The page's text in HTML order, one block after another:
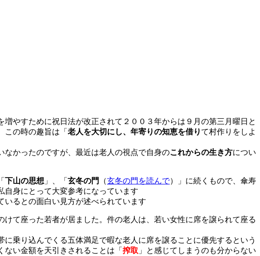
やすために祝日法が改正されて２００３年からは９月の第三月曜日と
の時の趣旨は「 老人を大切にし、年寄りの知恵を借りて村作りをしよ
かったのですが、最近は老人の視点で自身のこれからの生き方につい
下山の思想 」、「 玄冬の門 （玄冬の門を読んで）」に続くもので、傘寿
自身にとって大変参考になっています
いるとの面白い見方が述べられています
て座った若者が居ました。件の老人は、若い女性に席を譲られて座る
乗り込んでくる五体満足で暇な老人に席を譲ることに優先するという
い金額を天引きされることは「 搾取 」と感じてしまうのも分からない